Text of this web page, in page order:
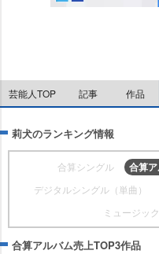
芸能人TOP 記事 作品
莉犬のランキング情報
合算シングル 合算
デジタルシングル（単曲）
ミュージッ
合算アルバム売上TOP3作品